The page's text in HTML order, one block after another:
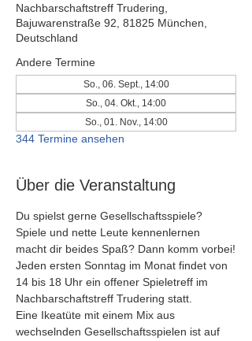
Nachbarschaftstreff Trudering,
Bajuwarenstraße 92, 81825 München,
Deutschland
Andere Termine
So., 06. Sept., 14:00
So., 04. Okt., 14:00
So., 01. Nov., 14:00
344 Termine ansehen
Über die Veranstaltung
Du spielst gerne Gesellschaftsspiele?
Spiele und nette Leute kennenlernen
macht dir beides Spaß? Dann komm vorbei!
Jeden ersten Sonntag im Monat findet von
14 bis 18 Uhr ein offener Spieletreff im
Nachbarschaftstreff Trudering statt.
Eine Ikeatüte mit einem Mix aus
wechselnden Gesellschaftsspielen ist auf